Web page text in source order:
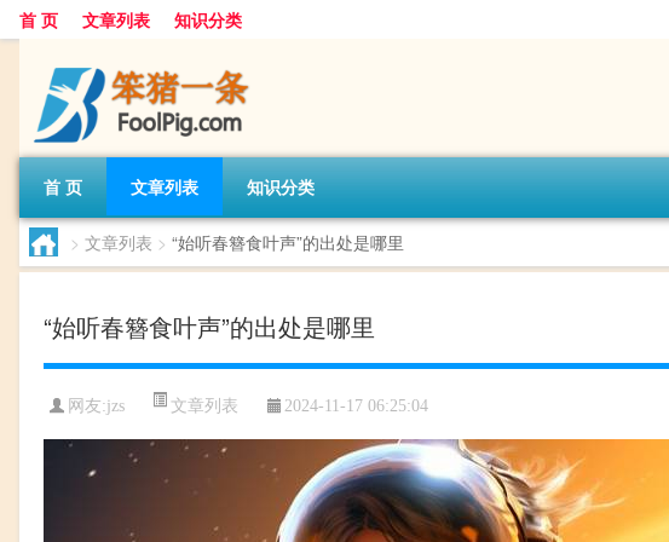
首 页 文章列表 知识分类
首 页 文章列表 知识分类
> 文章列表 > “始听春簪食叶声”的出处是哪里
“始听春簪食叶声”的出处是哪里
网友:jzs 文章列表 2024-11-17 06:25:04